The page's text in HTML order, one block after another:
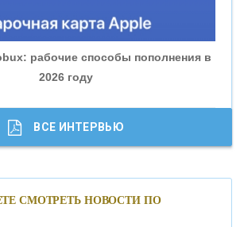
КРЕДИТНЫЙ БАНК»
рабочие способы пополнения в
2026 году
ВСЕ ИНТЕРВЬЮ
СМОТРЕТЬ НОВОСТИ ПО